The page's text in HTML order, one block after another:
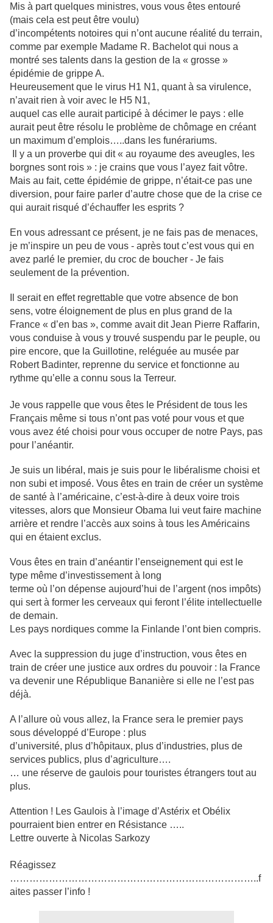
Mis à part quelques ministres, vous vous êtes entouré
(mais cela est peut être voulu)
d’incompétents notoires qui n’ont aucune réalité du terrain,
comme par exemple Madame R. Bachelot qui nous a
montré ses talents dans la gestion de la « grosse »
épidémie de grippe A.
Heureusement que le virus H1 N1, quant à sa virulence,
n’avait rien à voir avec le H5 N1,
auquel cas elle aurait participé à décimer le pays : elle
aurait peut être résolu le problème de chômage en créant
un maximum d’emplois…..dans les funérariums.
Il y a un proverbe qui dit « au royaume des aveugles, les
borgnes sont rois » : je crains que vous l’ayez fait vôtre.
Mais au fait, cette épidémie de grippe, n’était-ce pas une
diversion, pour faire parler d’autre chose que de la crise ce
qui aurait risqué d’échauffer les esprits ?
En vous adressant ce présent, je ne fais pas de menaces,
je m’inspire un peu de vous - après tout c’est vous qui en
avez parlé le premier, du croc de boucher - Je fais
seulement de la prévention.
Il serait en effet regrettable que votre absence de bon
sens, votre éloignement de plus en plus grand de la
France « d’en bas », comme avait dit Jean Pierre Raffarin,
vous conduise à vous y trouvé suspendu par le peuple, ou
pire encore, que la Guillotine, reléguée au musée par
Robert Badinter, reprenne du service et fonctionne au
rythme qu’elle a connu sous la Terreur.
Je vous rappelle que vous êtes le Président de tous les
Français même si tous n’ont pas voté pour vous et que
vous avez été choisi pour vous occuper de notre Pays, pas
pour l’anéantir.
Je suis un libéral, mais je suis pour le libéralisme choisi et
non subi et imposé. Vous êtes en train de créer un système
de santé à l’américaine, c’est-à-dire à deux voire trois
vitesses, alors que Monsieur Obama lui veut faire machine
arrière et rendre l’accès aux soins à tous les Américains
qui en étaient exclus.
Vous êtes en train d’anéantir l’enseignement qui est le
type même d’investissement à long
terme où l’on dépense aujourd’hui de l’argent (nos impôts)
qui sert à former les cerveaux qui feront l’élite intellectuelle
de demain.
Les pays nordiques comme la Finlande l’ont bien compris.
Avec la suppression du juge d’instruction, vous êtes en
train de créer une justice aux ordres du pouvoir : la France
va devenir une République Bananière si elle ne l’est pas
déjà.
A l’allure où vous allez, la France sera le premier pays
sous développé d’Europe : plus
d’université, plus d’hôpitaux, plus d’industries, plus de
services publics, plus d’agriculture….
… une réserve de gaulois pour touristes étrangers tout au
plus.
Attention ! Les Gaulois à l’image d’Astérix et Obélix
pourraient bien entrer en Résistance …..
Lettre ouverte à Nicolas Sarkozy
Réagissez
…………………………………………………………………..f
aites passer l’info !